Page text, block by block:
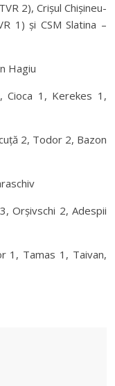
2), Crișul Chișineu-
1) și CSM Slatina –
Hagiu
Cioca 1, Kerekes 1,
2, Todor 2, Bazon
Orșivschi 2, Adespii
1, Tamas 1, Taivan,